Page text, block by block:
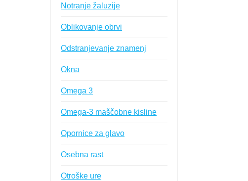
Notranje žaluzije
Oblikovanje obrvi
Odstranjevanje znamenj
Okna
Omega 3
Omega-3 maščobne kisline
Opornice za glavo
Osebna rast
Otroške ure